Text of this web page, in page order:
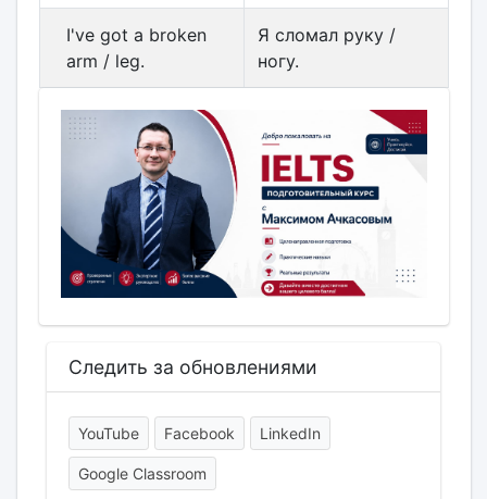
I've got a broken
arm / leg.
Я сломал руку /
ногу.
Следить за обновлениями
YouTube Facebook LinkedIn
Google Classroom